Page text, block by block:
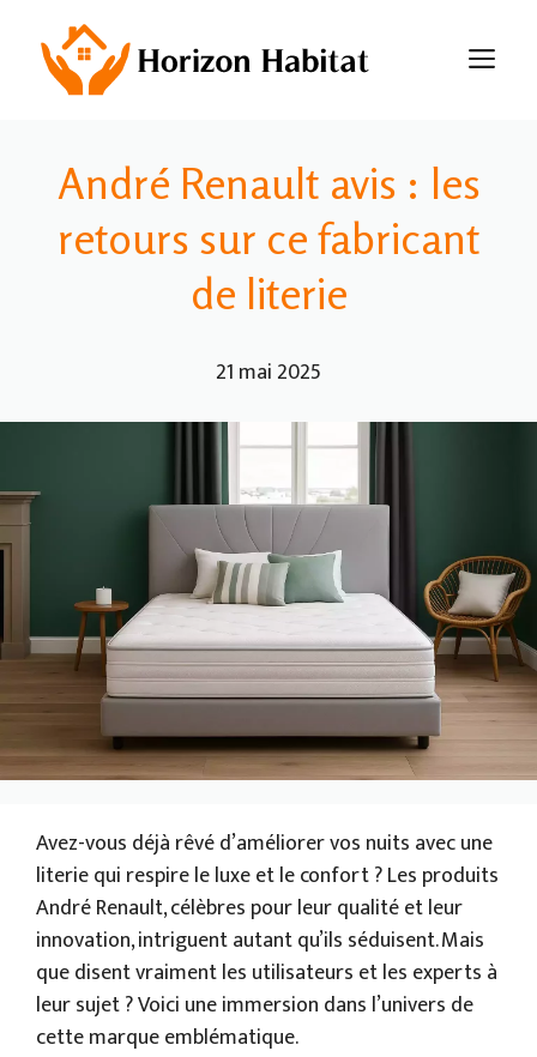
contenu
André Renault avis : les
retours sur ce fabricant
de literie
21 mai 2025
Avez-vous déjà rêvé d’améliorer vos nuits avec une
literie qui respire le luxe et le confort ? Les produits
André Renault, célèbres pour leur qualité et leur
innovation, intriguent autant qu’ils séduisent. Mais
que disent vraiment les utilisateurs et les experts à
leur sujet ? Voici une immersion dans l’univers de
cette marque emblématique.